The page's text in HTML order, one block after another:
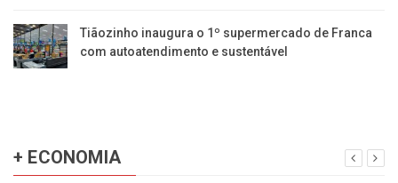
Tiãozinho inaugura o 1º supermercado de Franca
com autoatendimento e sustentável
+ ECONOMIA